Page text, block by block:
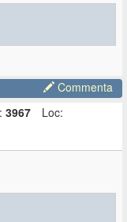
Commenta
3967 Loc: